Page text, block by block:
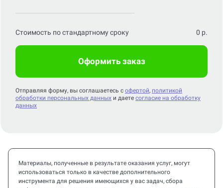
Стоимость по стандартному сроку 0 р.
Оформить заказ
Отправляя форму, вы соглашаетесь с офертой, политикой
обработки персональных данных и даете согласие на обработку
данных
Материалы, полученные в результате оказания услуг, могут
использоваться только в качестве дополнительного
инструмента для решения имеющихся у вас задач, сбора